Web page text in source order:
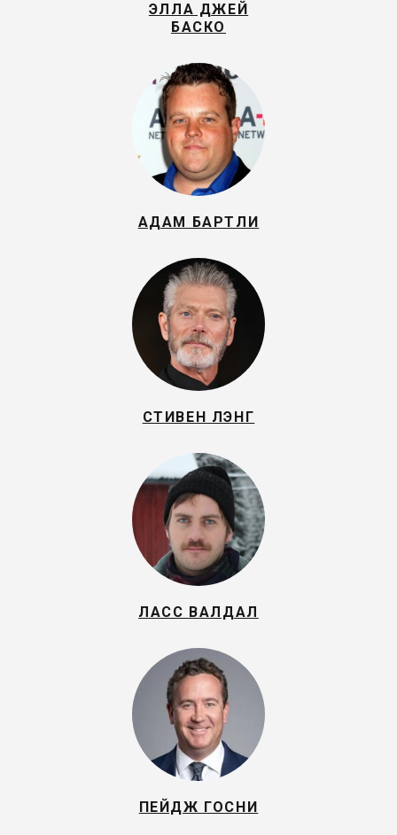
ЭЛЛА ДЖЕЙ
БАСКО
АДАМ БАРТЛИ
СТИВЕН ЛЭНГ
ЛАСС ВАЛДАЛ
ПЕЙДЖ ГОСНИ